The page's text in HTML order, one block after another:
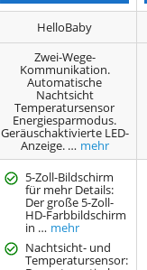
HelloBaby
Zwei-Wege-
Kommunikation.
Automatische
Nachtsicht
Temperatursensor
Energiesparmodus.
Geräuschaktivierte LED-
Anzeige. … mehr
5-Zoll-Bildschirm
für mehr Details:
Der große 5-Zoll-
HD-Farbbildschirm
in … mehr
Nachtsicht- und
Temperatursensor: